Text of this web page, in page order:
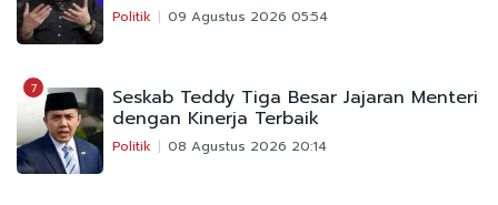
Politik 09 Agustus 2026 05:54
7 Seskab Teddy Tiga Besar Jajaran Menteri
dengan Kinerja Terbaik
Politik 08 Agustus 2026 20:14